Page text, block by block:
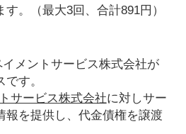
す。（最大3回、合計891円）
メントサービス株式会社が
す。
サービス株式会社に対しサー
報を提供し、代金債権を譲渡